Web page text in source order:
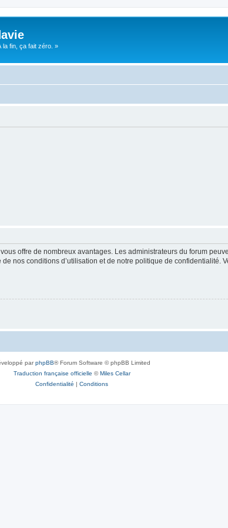
la fin, ça fait zéro. »
offre de nombreux avantages. Les administrateurs du forum
nos conditions d’utilisation et de notre politique de confidentialité.
parphpBB® Forum Software © phpBB Limited
Traduction française officielle ©Miles Cellar
Confidentialité | Conditions